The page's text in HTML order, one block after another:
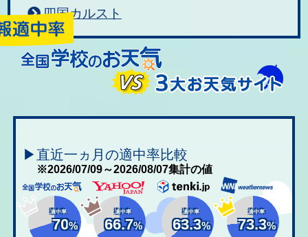
四国カルスト
▶直近一ヵ月の適中率比較
※2026/07/09～2026/08/07集計の値
適中率
70%
適中率
66.7%
適中率
63.3%
適中率
73.3%